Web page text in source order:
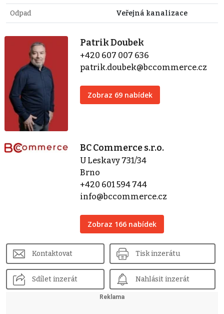
Odpad Veřejná kanalizace
Patrik Doubek
+420 607 007 636
patrik.doubek@bccommerce.cz
Zobraz 69 nabídek
BC Commerce s.r.o.
U Leskavy 731/34
Brno
+420 601 594 744
info@bccommerce.cz
Zobraz 166 nabídek
Kontaktovat Tisk inzerátu
Sdílet inzerát Nahlásit inzerát